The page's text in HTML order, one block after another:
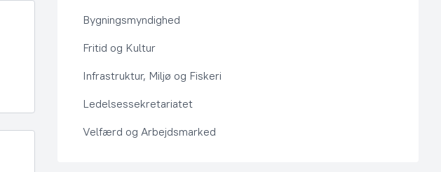
Bygningsmyndighed
Fritid og Kultur
Infrastruktur, Miljø og Fiskeri
Ledelsessekretariatet
Velfærd og Arbejdsmarked